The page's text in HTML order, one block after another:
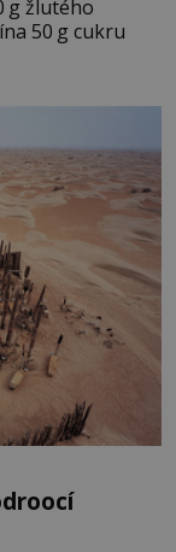
50 g cukru